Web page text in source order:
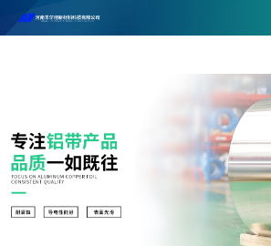
河南丰尔彻新材料科技有限公司欢迎合作咨询！